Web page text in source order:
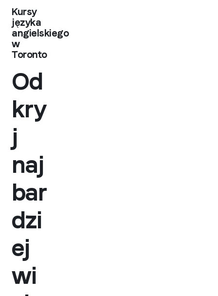
Kursy
języka
angielskiego
w
Toronto
Od
kry
j
naj
bar
dzi
ej
wi